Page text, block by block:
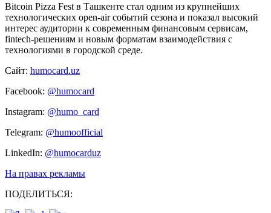
Bitcoin Pizza Fest в Ташкенте стал одним из крупнейших
технологических open-air событий сезона и показал высокий
интерес аудитории к современным финансовым сервисам,
fintech-решениям и новым форматам взаимодействия с
технологиями в городской среде.
Сайт: humocard.uz
Facebook: @humocard
Instagram: @humo_card
Telegram: @humoofficial
LinkedIn: @humocarduz
На правах рекламы
ПОДЕЛИТЬСЯ: